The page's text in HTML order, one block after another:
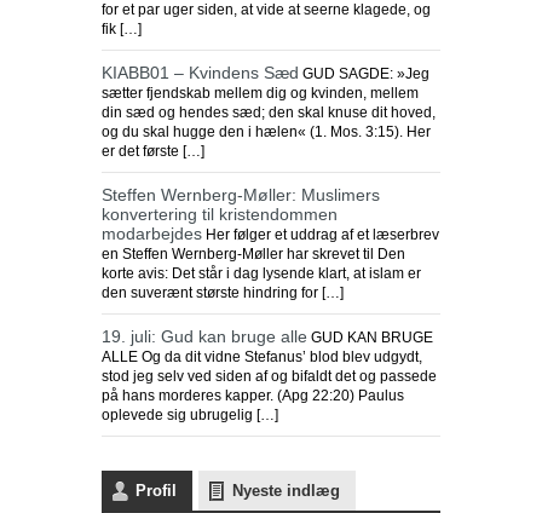
for et par uger siden, at vide at seerne klagede, og
fik […]
KIABB01 – Kvindens Sæd GUD SAGDE: »Jeg
sætter fjendskab mellem dig og kvinden, mellem
din sæd og hendes sæd; den skal knuse dit hoved,
og du skal hugge den i hælen« (1. Mos. 3:15). Her
er det første […]
Steffen Wernberg-Møller: Muslimers
konvertering til kristendommen
modarbejdes Her følger et uddrag af et læserbrev
en Steffen Wernberg-Møller har skrevet til Den
korte avis: Det står i dag lysende klart, at islam er
den suverænt største hindring for […]
19. juli: Gud kan bruge alle GUD KAN BRUGE
ALLE Og da dit vidne Stefanus’ blod blev udgydt,
stod jeg selv ved siden af og bifaldt det og passede
på hans morderes kapper. (Apg 22:20) Paulus
oplevede sig ubrugelig […]
Profil Nyeste indlæg